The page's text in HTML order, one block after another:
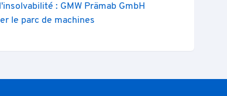
: GMW Prämab GmbH
le parc de machines